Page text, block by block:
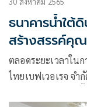
ธนาคารน้ำใต้
ตลอดระยะเวลาใ
ไทยเบฟเวอเรจ จำ